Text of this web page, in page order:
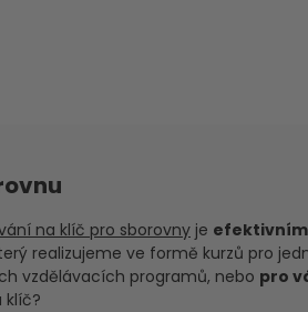
na klíč pro sborovny je
realizujeme ve formě kurzů pro
vzdělávacích programů, nebo pro
klíč?